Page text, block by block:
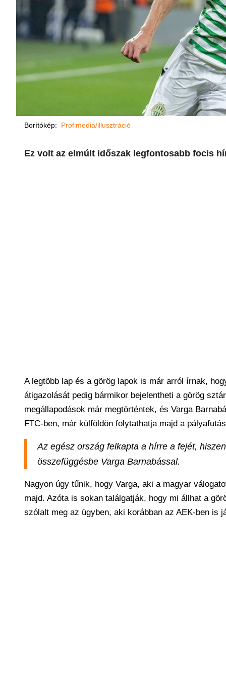
Borítókép: Profimedia/illusztráció
Ez volt az elmúlt időszak legfontosabb focis
A legtöbb lap és a görög lapok is már arról írnak,
átigazolását pedig bármikor bejelentheti a görög
megállapodások már megtörténtek, és Varga
FTC-ben, már külföldön folytathatja majd a
Az egész ország felkapta a hírre a fejét,
összefüggésbe Varga Barnabással.
Nagyon úgy tűnik, hogy Varga, aki a magyar
majd. Azóta is sokan találgatják, hogy mi állhat a
szólalt meg az ügyben, aki korábban az AEK-ben is